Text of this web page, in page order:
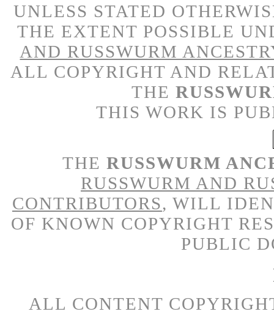
UNLESS STATED
THE EXTENT POSSIBLE
AND RUSSWURM
ALL COPYRIGHT AND
THE
THIS WORK IS
THERUSSWURM
RUSSWURM AND
CONTRIBUTORS, WILL
OF KNOWN COPYRIGHT
PUBLIC
ALL CONTENT